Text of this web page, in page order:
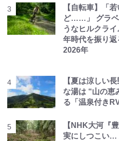
【自転車】「
ど……」 グラベ
うなヒルクラ
年時代を振り
2026年
【夏は涼しい
な湯は “山の恵
る「温泉付き
【NHK大河『
実にしつこい…